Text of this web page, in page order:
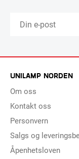
UNILAMP NORDEN
Om oss
Kontakt oss
Personvern
Salgs og
Åpenhetsloven